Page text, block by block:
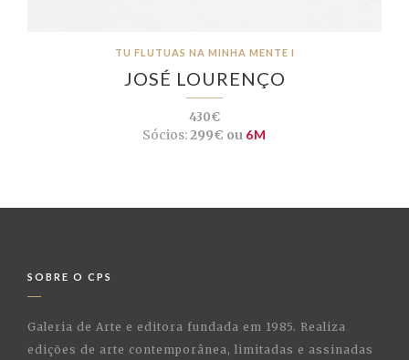
TU FLUTUAS NA MINHA MENTE I
JOSÉ LOURENÇO
430€
Sócios:299€ ou 6M
SOBRE O CPS
Galeria de Arte e editora fundada em 1985. Realiza
edições de arte contemporânea, limitadas e assinadas